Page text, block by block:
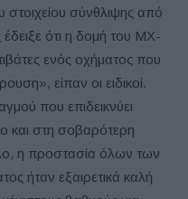
σύνθλιψης από
ότι η δομή του MX-
ενός οχήματος που
είπαν οι ειδικοί.
που επιδεικνύει
και στη σοβαρότερη
η προστασία όλων των
ήταν εξαιρετικά καλή